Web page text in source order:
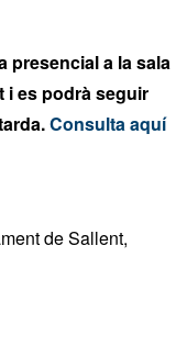
presencial a la sala
i es podrà seguir
Consulta aquí
de Sallent,